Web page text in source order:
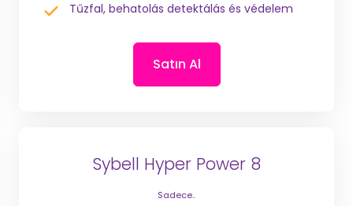
Tűzfal, behatolás detektálás és védelem
Satın Al
Sybell Hyper Power 8
Sadece..